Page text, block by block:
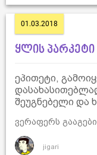
01.03.2018
ყლის პარკეტი
ეპითეტი,
შეუგნებელი და
ვერაფერს
jigari